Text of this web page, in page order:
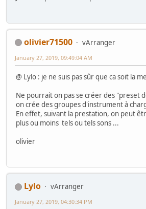
olivier71500
vArranger
January 27, 2019, 09:49:04 AM
@ Lylo : je ne suis pas sûr que ca soit la
Ne pourrait on pas se créer des "preset
on crée des groupes d'instrument à
En effet, suivant la prestation, on peut
plus ou moins tels ou tels sons ...
olivier
Lylo
vArranger
January 27, 2019, 04:30:34 PM